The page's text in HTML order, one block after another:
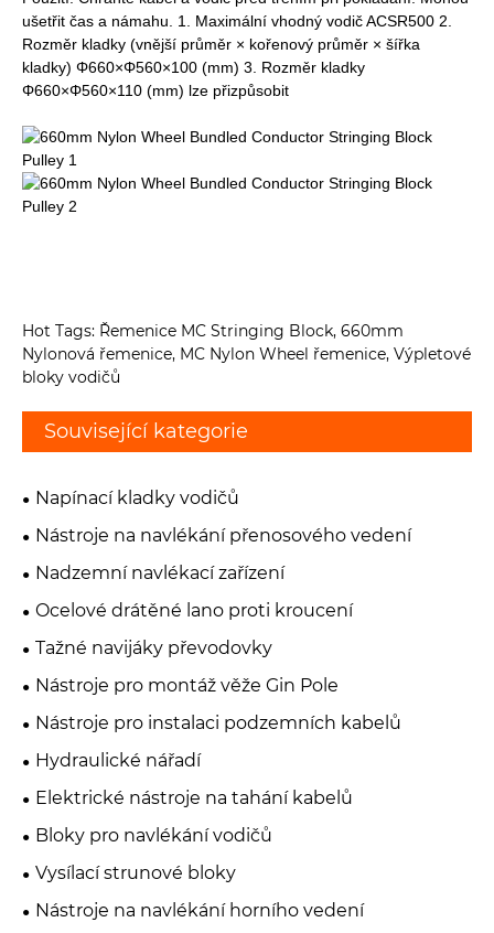
ušetřit čas a námahu. 1. Maximální vhodný vodič ACSR500 2.
Rozměr kladky (vnější průměr × kořenový průměr × šířka
kladky) Φ660×Φ560×100 (mm) 3. Rozměr kladky
Φ660×Φ560×110 (mm) lze přizpůsobit
Hot Tags: Řemenice MC Stringing Block, 660mm
Nylonová řemenice, MC Nylon Wheel řemenice, Výpletové
bloky vodičů
Související kategorie
Napínací kladky vodičů
Nástroje na navlékání přenosového vedení
Nadzemní navlékací zařízení
Ocelové drátěné lano proti kroucení
Tažné navijáky převodovky
Nástroje pro montáž věže Gin Pole
Nástroje pro instalaci podzemních kabelů
Hydraulické nářadí
Elektrické nástroje na tahání kabelů
Bloky pro navlékání vodičů
Vysílací strunové bloky
Nástroje na navlékání horního vedení